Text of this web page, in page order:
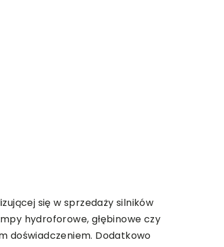
się w sprzedaży silników
hydroforowe, głębinowe czy
doświadczeniem. Dodatkowo